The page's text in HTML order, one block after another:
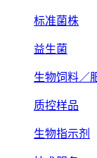
标准菌株
益生菌
生物饲料／
质控样品
生物指示剂